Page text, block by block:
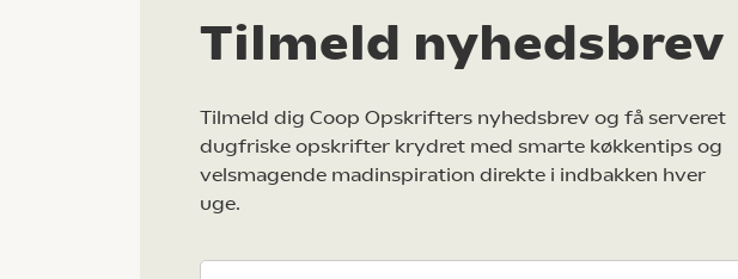
Tilmeld nyhedsbrev
Tilmeld dig Coop Opskrifters nyhedsbrev og få serveret
dugfriske opskrifter krydret med smarte køkkentips og
velsmagende madinspiration direkte i indbakken hver
uge.